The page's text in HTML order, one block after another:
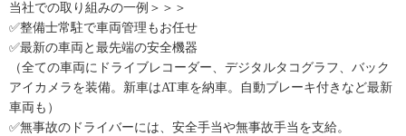
当社での取り組みの一例＞＞＞
✅整備士常駐で車両管理もお任せ
✅最新の車両と最先端の安全機器
（全ての車両にドライブレコーダー、デジタルタコグラフ、バック
アイカメラを装備。新車はAT車を納車。自動ブレーキ付きなど最新
車両も）
✅無事故のドライバーには、安全手当や無事故手当を支給。